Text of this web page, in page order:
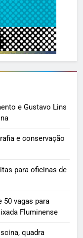
e Gustavo Lins
e conservação
para oficinas de
50 vagas para
Fluminense
quadra